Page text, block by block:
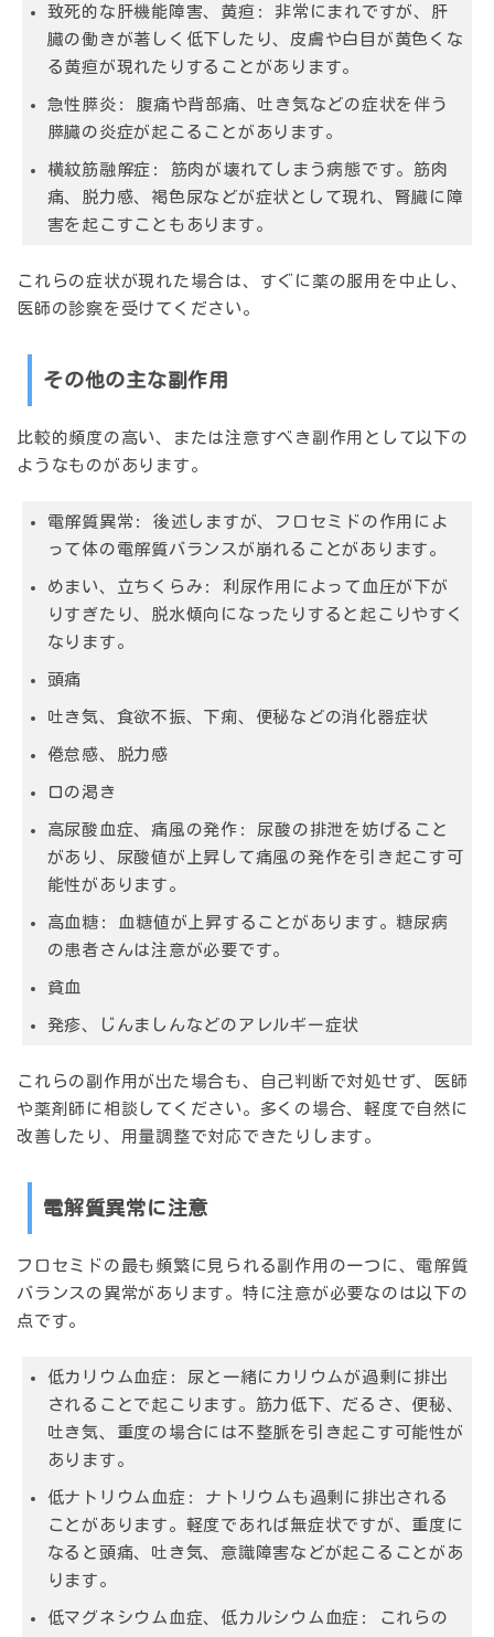
致死的な肝機能障害、黄疸:
非常にまれですが、肝
臓の働きが著しく低下したり、皮膚や白目が黄色くな
る黄疸が現れたりすることがあります。
急性膵炎:
腹痛や背部痛、吐き気などの症状を伴う
膵臓の炎症が起こることがあります。
横紋筋融解症:
筋肉が壊れてしまう病態です。筋肉
痛、脱力感、褐色尿などが症状として現れ、腎臓に障
害を起こすこともあります。
これらの症状が現れた場合は、すぐに薬の服用を中止し、
医師の診察を受けてください。
その他の主な副作用
比較的頻度の高い、または注意すべき副作用として以下の
ようなものがあります。
電解質異常:
後述しますが、フロセミドの作用によ
って体の電解質バランスが崩れることがあります。
めまい、立ちくらみ:
利尿作用によって血圧が下が
りすぎたり、脱水傾向になったりすると起こりやすく
なります。
頭痛
吐き気、食欲不振、下痢、便秘などの消化器症状
倦怠感、脱力感
口の渇き
高尿酸血症、痛風の発作:
尿酸の排泄を妨げること
があり、尿酸値が上昇して痛風の発作を引き起こす可
能性があります。
高血糖:
血糖値が上昇することがあります。糖尿病
の患者さんは注意が必要です。
貧血
発疹、じんましんなどのアレルギー症状
これらの副作用が出た場合も、自己判断で対処せず、医師
や薬剤師に相談してください。多くの場合、軽度で自然に
改善したり、用量調整で対応できたりします。
電解質異常に注意
フロセミドの最も頻繁に見られる副作用の一つに、電解質
バランスの異常があります。特に注意が必要なのは以下の
点です。
低カリウム血症:
尿と一緒にカリウムが過剰に排出
されることで起こります。筋力低下、だるさ、便秘、
吐き気、重度の場合には不整脈を引き起こす可能性が
あります。
低ナトリウム血症:
ナトリウムも過剰に排出される
ことがあります。軽度であれば無症状ですが、重度に
なると頭痛、吐き気、意識障害などが起こることがあ
ります。
低マグネシウム血症、低カルシウム血症: これらの